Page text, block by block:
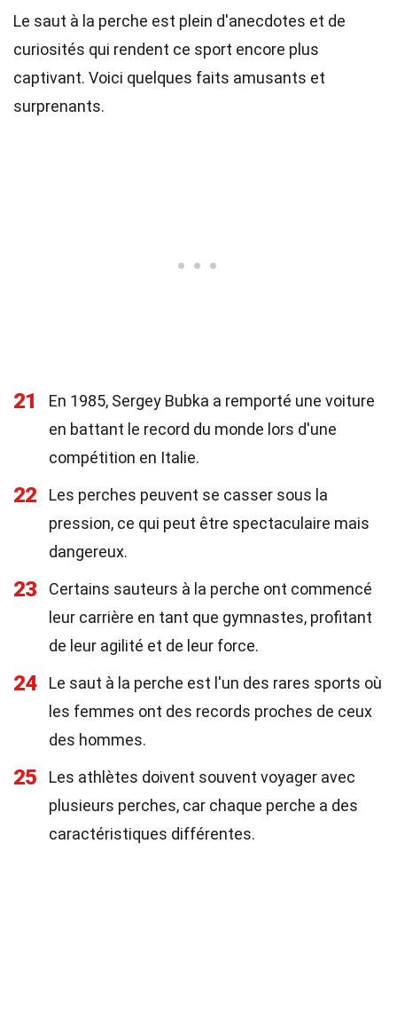
Le saut à la perche est plein d'anecdotes et de
curiosités qui rendent ce sport encore plus
captivant. Voici quelques faits amusants et
surprenants.
21
En 1985, Sergey Bubka a remporté une voiture
en battant le record du monde lors d'une
compétition en Italie.
22
Les perches peuvent se casser sous la
pression, ce qui peut être spectaculaire mais
dangereux.
23
Certains sauteurs à la perche ont commencé
leur carrière en tant que gymnastes, profitant
de leur agilité et de leur force.
24
Le saut à la perche est l'un des rares sports où
les femmes ont des records proches de ceux
des hommes.
25
Les athlètes doivent souvent voyager avec
plusieurs perches, car chaque perche a des
caractéristiques différentes.